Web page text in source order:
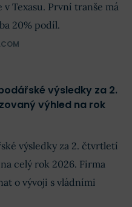
Texasu. První tranše má
20% podíl.
výsledky za 2.
výhled na rok
výsledky za 2. čtvrtletí
celý rok 2026. Firma
o vývoji s vládními